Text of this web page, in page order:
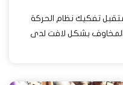
مستقبل تفكيك نظام الحركة
المخاوف بشكل لافت لدى